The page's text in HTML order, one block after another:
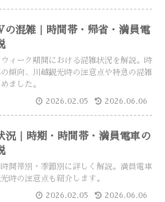
の混雑｜時間帯・帰省・満員電
ィーク期間における混雑状況を解説。時
傾向、川越観光時の注意点や特急の混雑
ました。
2026.02.05 2026.06.06
況｜時期・時間帯・満員電車の
間帯別・季節別に詳しく解説。満員電車
時の注意点も紹介します。
2026.02.05 2026.06.06